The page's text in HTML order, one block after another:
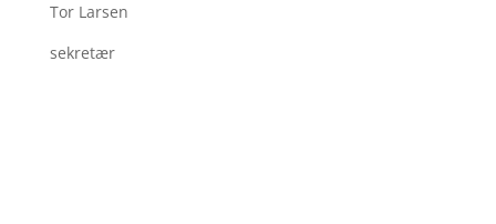
Tor Larsen
sekretær